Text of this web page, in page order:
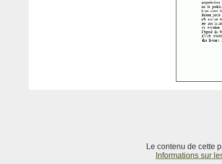
Le contenu de cette
Informations sur